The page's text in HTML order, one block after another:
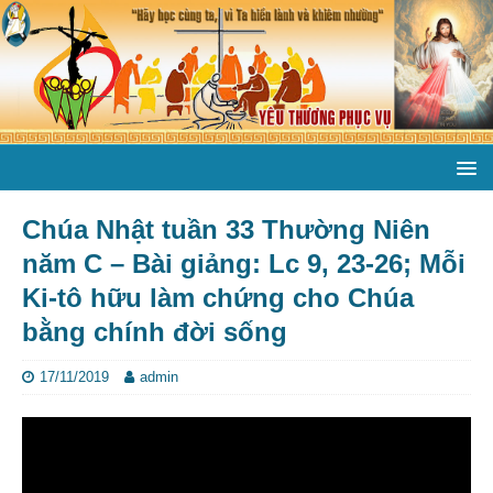
Chúa Nhật tuần 33 Thường Niên
năm C – Bài giảng: Lc 9, 23-26; Mỗi
Ki-tô hữu làm chứng cho Chúa
bằng chính đời sống
17/11/2019 admin